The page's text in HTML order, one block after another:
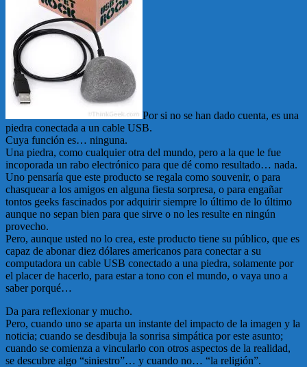
Por si no se han dado cuenta, es una
piedra conectada a un cable USB.
Cuya función es… ninguna.
Una piedra, como cualquier otra del mundo, pero a la que le fue
incoporada un rabo electrónico para que dé como resultado… nada.
Uno pensaría que este producto se regala como souvenir, o para
chasquear a los amigos en alguna fiesta sorpresa, o para engañar
tontos geeks fascinados por adquirir siempre lo último de lo último
aunque no sepan bien para que sirve o no les resulte en ningún
provecho.
Pero, aunque usted no lo crea, este producto tiene su público, que es
capaz de abonar diez dólares americanos para conectar a su
computadora un cable USB conectado a una piedra, solamente por
el placer de hacerlo, para estar a tono con el mundo, o vaya uno a
saber porqué…
Da para reflexionar y mucho.
Pero, cuando uno se aparta un instante del impacto de la imagen y la
noticia; cuando se desdibuja la sonrisa simpática por este asunto;
cuando se comienza a vincularlo con otros aspectos de la realidad,
se descubre algo “siniestro”… y cuando no… “la religión”.